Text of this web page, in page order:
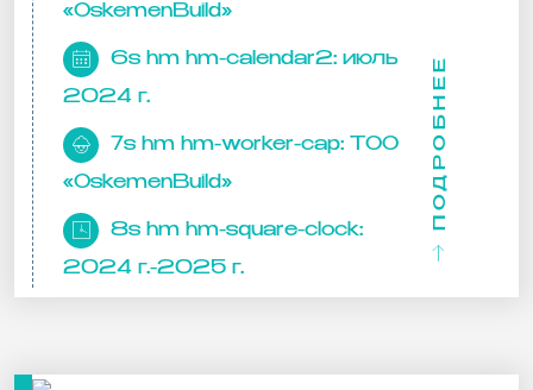
«OskemenBuild»
6s hm hm-calendar2: июль
2024 г.
7s hm hm-worker-cap: ТОО
«OskemenBuild»
8s hm hm-square-clock:
2024 г.-2025 г.
ПОДРОБНЕЕ